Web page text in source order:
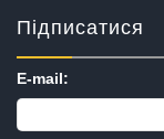
Підписатися
E-mail: